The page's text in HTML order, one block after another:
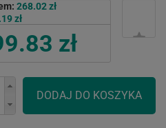
268.02 zł
zł
zł